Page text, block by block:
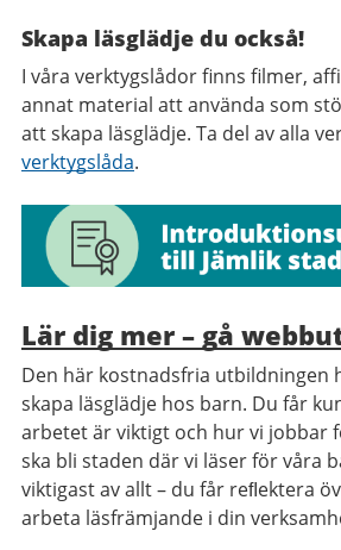
Skapa läsglädje du också!
I våra verktygslådor finns filmer,
annat material att använda som
att skapa läsglädje. Ta del av alla
verktygslåda.
Lär dig mer – gå
Den här kostnadsfria utbildningen
skapa läsglädje hos barn. Du får
arbetet är viktigt och hur vi jobbar
ska bli staden där vi läser för våra
viktigast av allt – du får reﬂektera
arbeta läsfrämjande i din